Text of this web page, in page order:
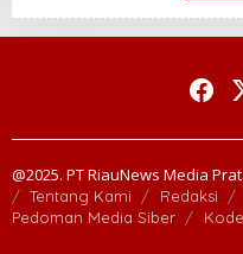
@2025. PT RiauNews Media
Tentang Kami Redaksi
Pedoman Media Siber